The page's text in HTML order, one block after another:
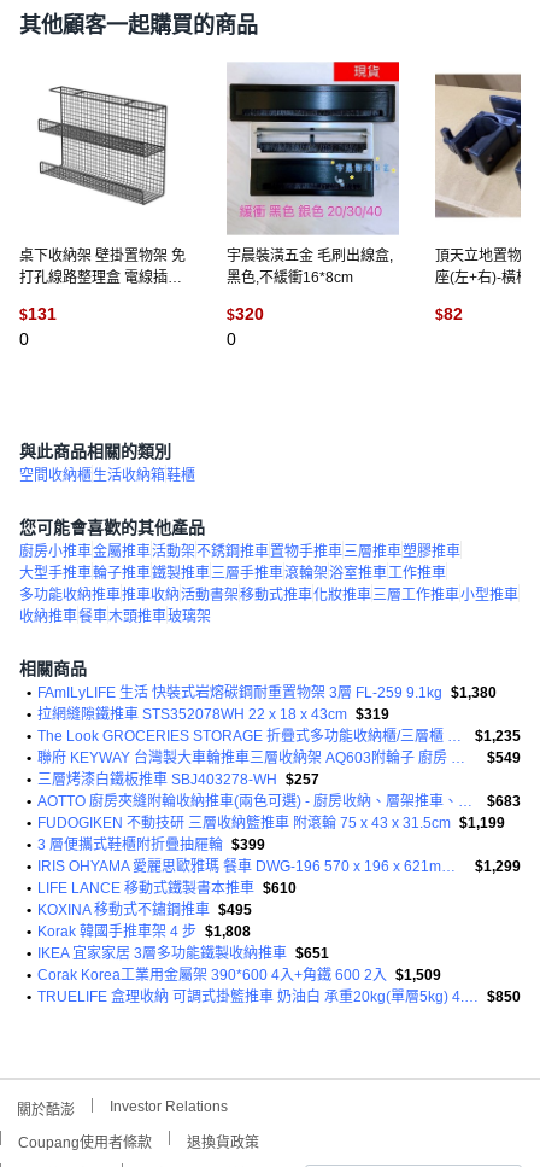
其他顧客一起購買的商品
桌下收納架 壁掛置物架 免
打孔線路整理盒 電線插座
排架30CM（贈無痕貼）
$131
0
宇晨裝潢五金 毛刷出線盒,
黑色,不緩衝16*8cm
$320
0
頂天立地置物架
座(左+右)-橫桿
$82
與此商品相關的類別
空間收納櫃生活收納箱鞋櫃
您可能會喜歡的其他產品
廚房小推車金屬推車活動架不銹鋼推車置物手推車三層推車塑膠推車
大型手推車輪子推車鐵製推車三層手推車滾輪架浴室推車工作推車
多功能收納推車推車收納活動書架移動式推車化妝推車三層工作推車小型推車
收納推車餐車木頭推車玻璃架
相關商品
• FAmILyLIFE 生活 快裝式岩熔碳鋼耐重置物架 3層 FL-259 9.1kg $1,380
• 拉網縫隙鐵推車 STS352078WH 22 x 18 x 43cm $319
•
The Look GROCERIES STORAGE 折疊式多功能收納櫃/三層櫃 附輪 65cm
$1,235
•
聯府 KEYWAY 台灣製大車輪推車三層收納架 AQ603附輪子 廚房 客廳 臥室小物收納整理
$549
• 三層烤漆白鐵板推車 SBJ403278-WH
$257
•
AOTTO 廚房夾縫附輪收納推車(兩色可選) - 廚房收納、層架推車、隙縫收納
$683
• FUDOGIKEN 不動技研 三層收納籃推車 附滾輪 75 x 43 x 31.5cm $1,199
• 3 層便攜式鞋櫃附折疊抽屜輪 $399
•
IRIS OHYAMA 愛麗思歐雅瑪 餐車 DWG-196 570 x 196 x 621mm 9780g
$1,299
• LIFE LANCE 移動式鐵製書本推車 $610
• KOXINA 移動式不鏽鋼推車 $495
• Korak 韓國手推車架 4 步 $1,808
•
IKEA 宜家家居 3層多功能鐵製收納推車 $651
• Corak Korea工業用金屬架 390*600 4入+角鐵 600 2入 $1,509
•
TRUELIFE 盒理收納 可調式掛籃推車 奶油白 承重20kg(單層5kg) 4.3kg $850
關於酷澎 Investor Relations
Coupang使用者條款 退換貨政策